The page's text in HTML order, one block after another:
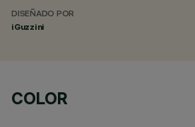
DISEÑADO POR
iGuzzini
COLOR